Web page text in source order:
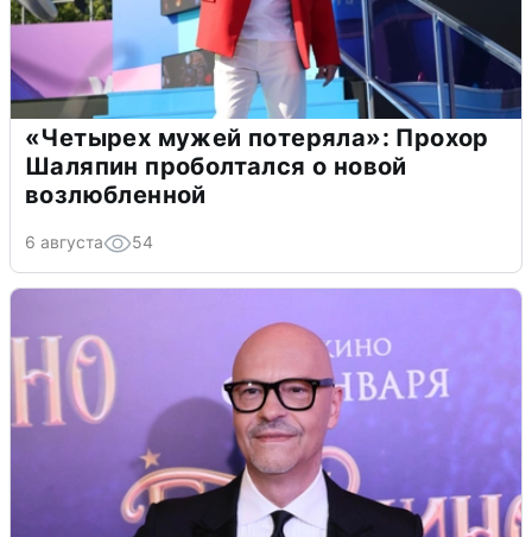
«Четырех мужей потеряла»: Прохор
Шаляпин проболтался о новой
возлюбленной
6 августа 54